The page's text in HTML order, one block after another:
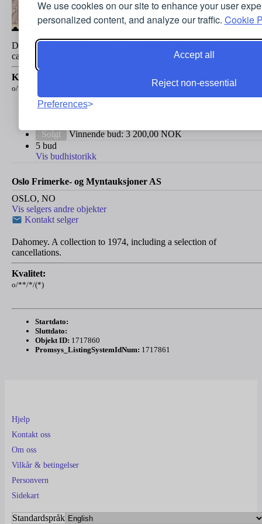
We use cookies on our site to enhance your user
personalized content, and analyze our traffic. Cookie
Accept all
Reject non-essential
Preferences
Dahomey. A collection to 1974, including a selection of
cancellations.
Kvalitet:
o/**/*/(*)
Solgt Vinnende bud: 3 200,00 NOK
5 bud
Vis budhistorikk
Oslo Frimerke- og Myntauksjoner AS
OSLO, NO
Vis selgers andre objekter
Kontakt selger
Dahomey. A collection to 1974, including a selection of
cancellations.
Kvalitet:
o/**/*/(*)
Startdato:
Sluttdato:
Objekt ID: 1717860
Promsys_ListingSystemIdNum: 1717861
Hjelp
Kontakt oss
Om oss
Vilkår & betingelser
Personvern
Sidekart
Standardspråk